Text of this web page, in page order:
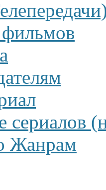
сериалов
Жанрам